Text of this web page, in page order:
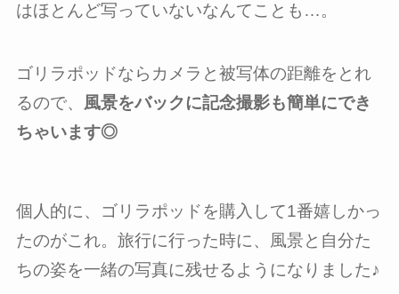
はほとんど写っていないなんてことも…。
ゴリラポッドならカメラと被写体の距離をとれ
るので、 風景をバックに記念撮影も簡単にでき
ちゃいます◎
個人的に、ゴリラポッドを購入して1番嬉しかっ
たのがこれ。旅行に行った時に、風景と自分た
ちの姿を一緒の写真に残せるようになりました♪